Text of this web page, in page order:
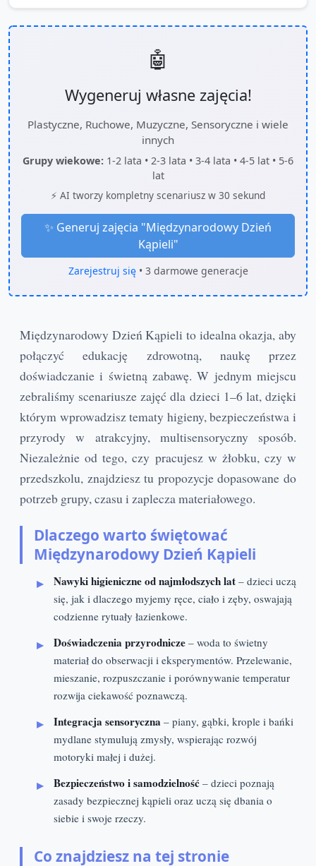
🤖
Wygeneruj własne zajęcia!
Plastyczne, Ruchowe, Muzyczne, Sensoryczne i wiele
innych
Grupy wiekowe: 1-2 lata • 2-3 lata • 3-4 lata • 4-5 lat • 5-6
lat
⚡ AI tworzy kompletny scenariusz w 30 sekund
✨ Generuj zajęcia "Międzynarodowy Dzień
Kąpieli"
Zarejestruj się• 3 darmowe generacje
Międzynarodowy Dzień Kąpieli to idealna okazja, aby
połączyć edukację zdrowotną, naukę przez
doświadczanie i świetną zabawę. W jednym miejscu
zebraliśmy scenariusze zajęć dla dzieci 1–6 lat, dzięki
którym wprowadzisz tematy higieny, bezpieczeństwa i
przyrody w atrakcyjny, multisensoryczny sposób.
Niezależnie od tego, czy pracujesz w żłobku, czy w
przedszkolu, znajdziesz tu propozycje dopasowane do
potrzeb grupy, czasu i zaplecza materiałowego.
Dlaczego warto świętować
Międzynarodowy Dzień Kąpieli
Nawyki higieniczne od najmłodszych lat – dzieci uczą
się, jak i dlaczego myjemy ręce, ciało i zęby, oswajają
codzienne rytuały łazienkowe.
Doświadczenia przyrodnicze – woda to świetny
materiał do obserwacji i eksperymentów. Przelewanie,
mieszanie, rozpuszczanie i porównywanie temperatur
rozwija ciekawość poznawczą.
Integracja sensoryczna – piany, gąbki, krople i bańki
mydlane stymulują zmysły, wspierając rozwój
motoryki małej i dużej.
Bezpieczeństwo i samodzielność – dzieci poznają
zasady bezpiecznej kąpieli oraz uczą się dbania o
siebie i swoje rzeczy.
Co znajdziesz na tej stronie